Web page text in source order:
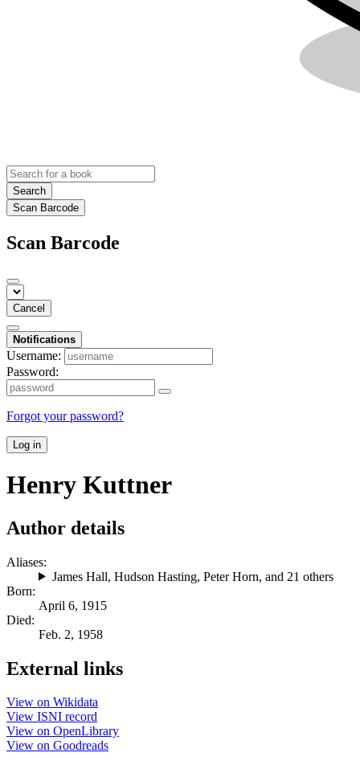
Search
Scan Barcode
Scan Barcode
Cancel
Notifications
Username:
Password:
Forgot your password?
Log in
Henry Kuttner
Author details
Aliases:
James Hall, Hudson Hasting, Peter Horn, and 21 others
Born:
April 6, 1915
Died:
Feb. 2, 1958
External links
View on Wikidata
View ISNI record
View on OpenLibrary
View on Goodreads